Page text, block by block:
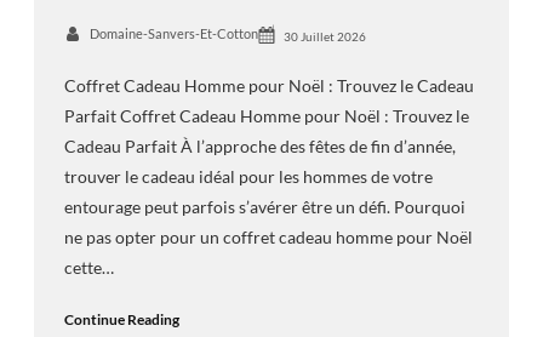
Domaine-Sanvers-Et-Cotton 30 Juillet 2026
Coffret Cadeau Homme pour Noël : Trouvez le Cadeau
Parfait Coffret Cadeau Homme pour Noël : Trouvez le
Cadeau Parfait À l’approche des fêtes de fin d’année,
trouver le cadeau idéal pour les hommes de votre
entourage peut parfois s’avérer être un défi. Pourquoi
ne pas opter pour un coffret cadeau homme pour Noël
cette…
Continue Reading